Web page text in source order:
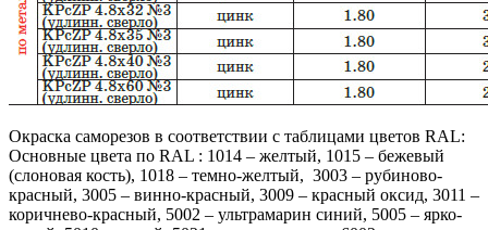
Окраска саморезов в соответствии с таблицами цветов RAL:
Основные цвета по RAL : 1014 – желтый, 1015 – бежевый
(слоновая кость), 1018 – темно-желтый, 3003 – рубиново-
красный, 3005 – винно-красный, 3009 – красный оксид, 3011 –
коричнево-красный, 5002 – ультрамарин синий, 5005 – ярко-